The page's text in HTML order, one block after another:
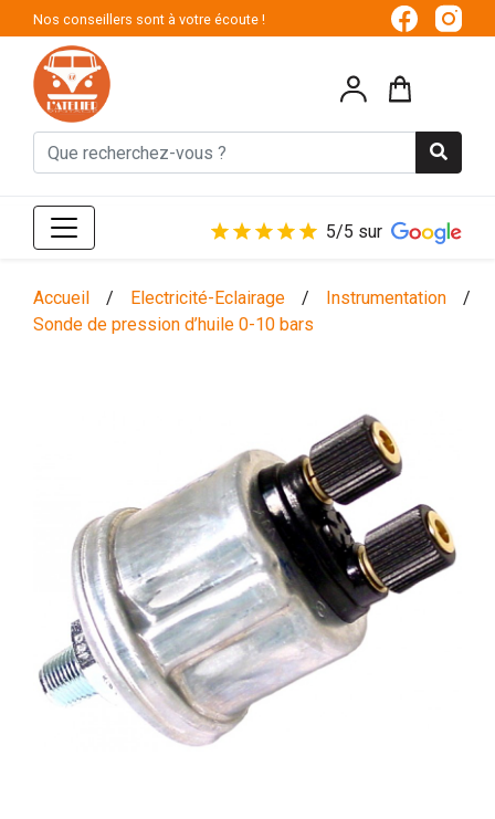
Nos conseillers sont à votre écoute !
5/5 sur
Accueil / Electricité-Eclairage / Instrumentation
/
Sonde de pression d’huile 0-10 bars